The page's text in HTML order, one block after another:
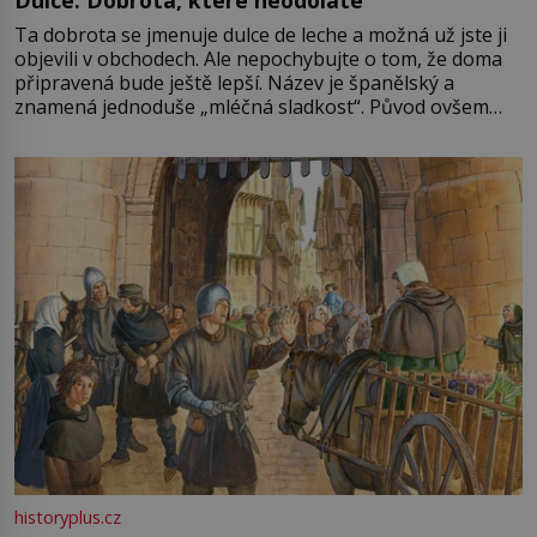
Ta dobrota se jmenuje dulce de leche a možná už jste ji
objevili v obchodech. Ale nepochybujte o tom, že doma
připravená bude ještě lepší. Název je španělský a
znamená jednoduše „mléčná sladkost“. Původ ovšem
pře hned několik latinskoamerických zemí a k tomu
Francie, kde se traduje,
historyplus.cz